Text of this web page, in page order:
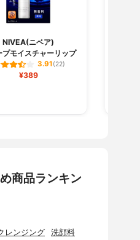
NIVEA(ニベア)
プモイスチャーリップ
3.91(22)
¥389
商品ランキン
レンジング 洗顔料